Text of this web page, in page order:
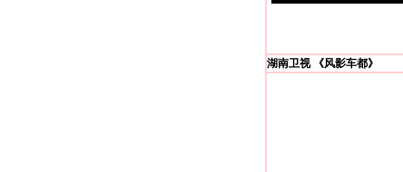
湖南卫视 《风影车都》